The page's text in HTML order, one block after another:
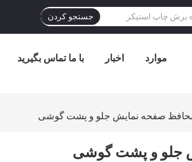
جستجو کردن
با ما تماس بگیرید اخبار موارد
صفحه نمایش جلو و پشت گوشی
جلو و پشت گوشی